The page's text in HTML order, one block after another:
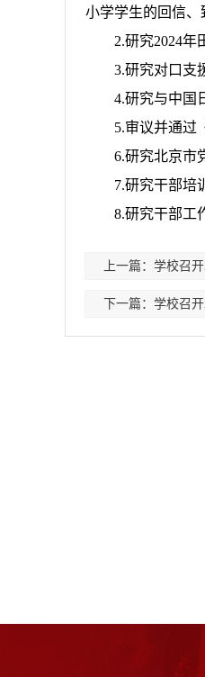
小学学生的回信、
2.研究2024年
3.研究对口支
4.研究与中国
5.审议并通过
6.研究北京市
7.研究干部培
8.研究干部工
上一篇：学校召
下一篇：学校召